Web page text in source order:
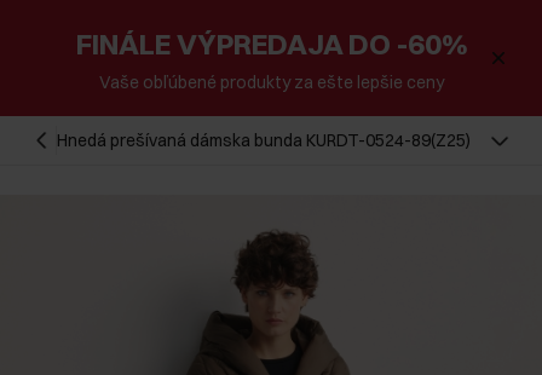
FINÁLE VÝPREDAJA DO -60%
Vaše obľúbené produkty za ešte lepšie ceny
Hnedá prešívaná dámska bunda KURDT-0524-89(Z25)